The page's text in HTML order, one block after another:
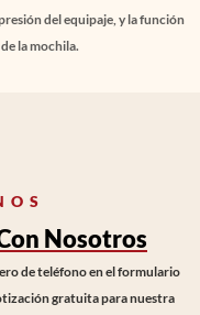
del equipaje, y la función
la mochila.
Nosotros
de teléfono en el formulario
gratuita para nuestra